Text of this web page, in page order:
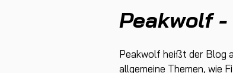
Peakwolf
Peakwolf heißt der Blog
allgemeine Themen, wie